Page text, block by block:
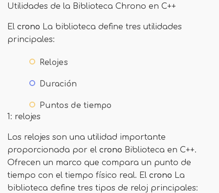
Utilidades de la Biblioteca Chrono en C++
El crono La biblioteca define tres utilidades
principales:
Relojes
Duración
Puntos de tiempo
1: relojes
Los relojes son una utilidad importante
proporcionada por el crono Biblioteca en C++.
Ofrecen un marco que compara un punto de
tiempo con el tiempo físico real. El crono La
biblioteca define tres tipos de reloj principales: